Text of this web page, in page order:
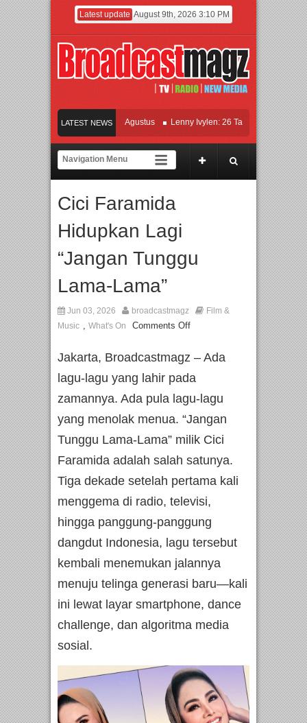
Latest update August 9th, 2026 3:10 PM
LATEST NEWS
MEJIK Siap Tayang 13 Agustus Lenny Ivylen: 26 Tahun Jaga Eksistensi
Agung Podomoro Jalin Kerja Sama Pendidikan dan Riset untuk Cetak
Cici Faramida
Hidupkan Lagi
“Jangan Tunggu
Lama-Lama”
Jun 03, 2026 broadcastmagz
Film &
Music , What's On Comments Off
Jakarta, Broadcastmagz – Ada
lagu-lagu yang lahir pada
zamannya. Ada pula lagu-lagu
yang menolak menua. “Jangan
Tunggu Lama-Lama” milik Cici
Faramida adalah salah satunya.
Tiga dekade setelah pertama kali
menggema di radio, televisi,
hingga panggung-panggung
dangdut Indonesia, lagu tersebut
kembali menemukan jalannya
menuju telinga generasi baru—kali
ini lewat layar smartphone, dance
challenge, dan algoritma media
sosial.